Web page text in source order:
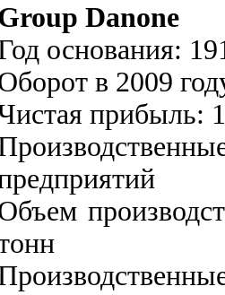
Danone
основания:
в 2009
прибыль: